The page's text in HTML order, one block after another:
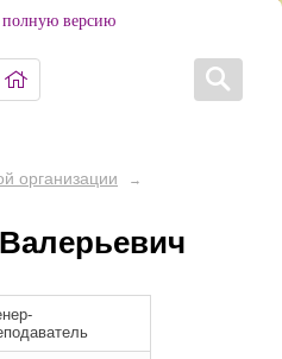
версию
организации →